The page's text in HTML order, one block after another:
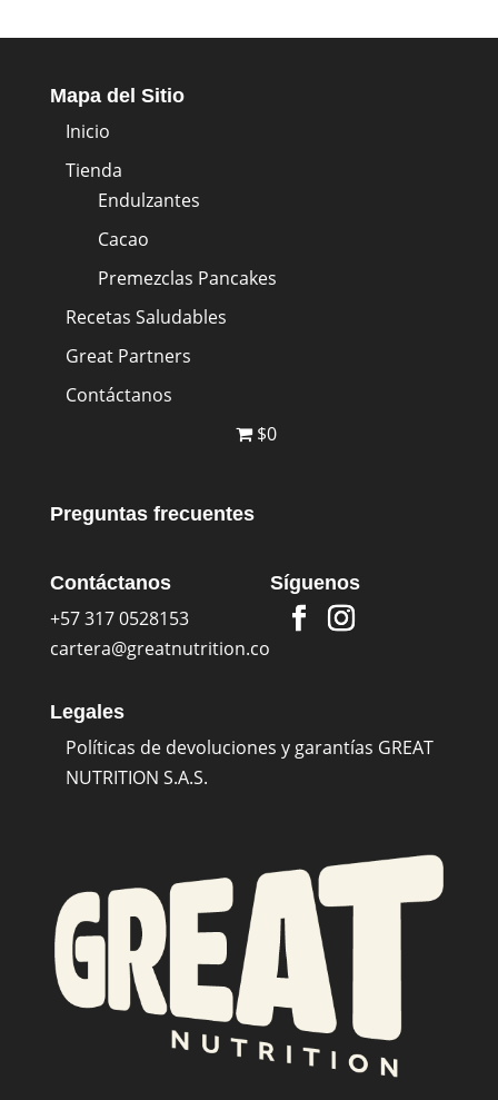
Mapa del Sitio
Inicio
Tienda
Endulzantes
Cacao
Premezclas Pancakes
Recetas Saludables
Great Partners
Contáctanos
$0
Preguntas frecuentes
Contáctanos
+57 317 0528153
cartera@greatnutrition.co
Síguenos
Legales
Políticas de devoluciones y garantías GREAT
NUTRITION S.A.S.